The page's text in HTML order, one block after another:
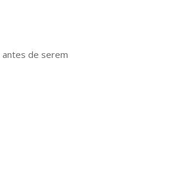
antes de serem